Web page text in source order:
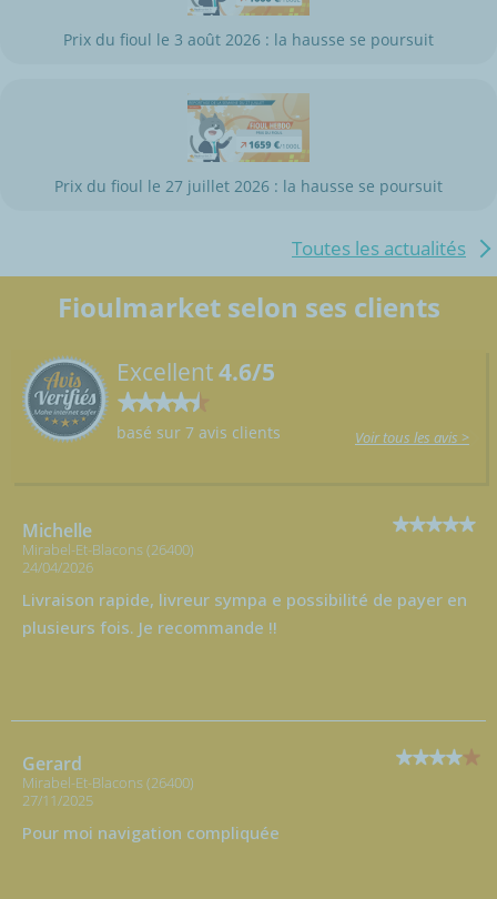
Prix du fioul le 3 août 2026 : la hausse se poursuit
Prix du fioul le 27 juillet 2026 : la hausse se poursuit
Toutes les actualités
Fioulmarket selon ses clients
Excellent4.6/5
basé sur 7 avis clients Voir tous les avis >
Michelle
Mirabel-Et-Blacons (26400)
24/04/2026
Livraison rapide, livreur sympa e possibilité de payer en
plusieurs fois. Je recommande !!
Gerard
Mirabel-Et-Blacons (26400)
27/11/2025
Pour moi navigation compliquée